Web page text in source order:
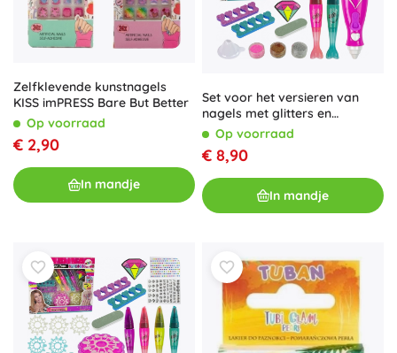
Zelfklevende kunstnagels
KISS imPRESS Bare But Better
Op voorraad
€ 2,90
In mandje
Set voor het versieren van
nagels met glitters en
decoraties
Op voorraad
€ 8,90
In mandje